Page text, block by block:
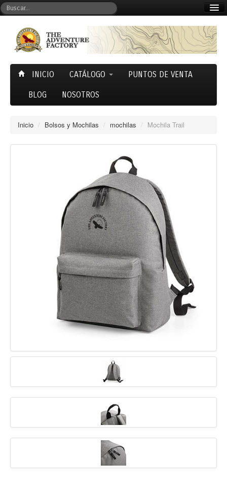
Carrito (0)
INICIO CATÁLOGO PUNTOS DE VENTA
BLOG NOSOTROS
Inicio / Bolsos y Mochilas / mochilas / Mochila Trail